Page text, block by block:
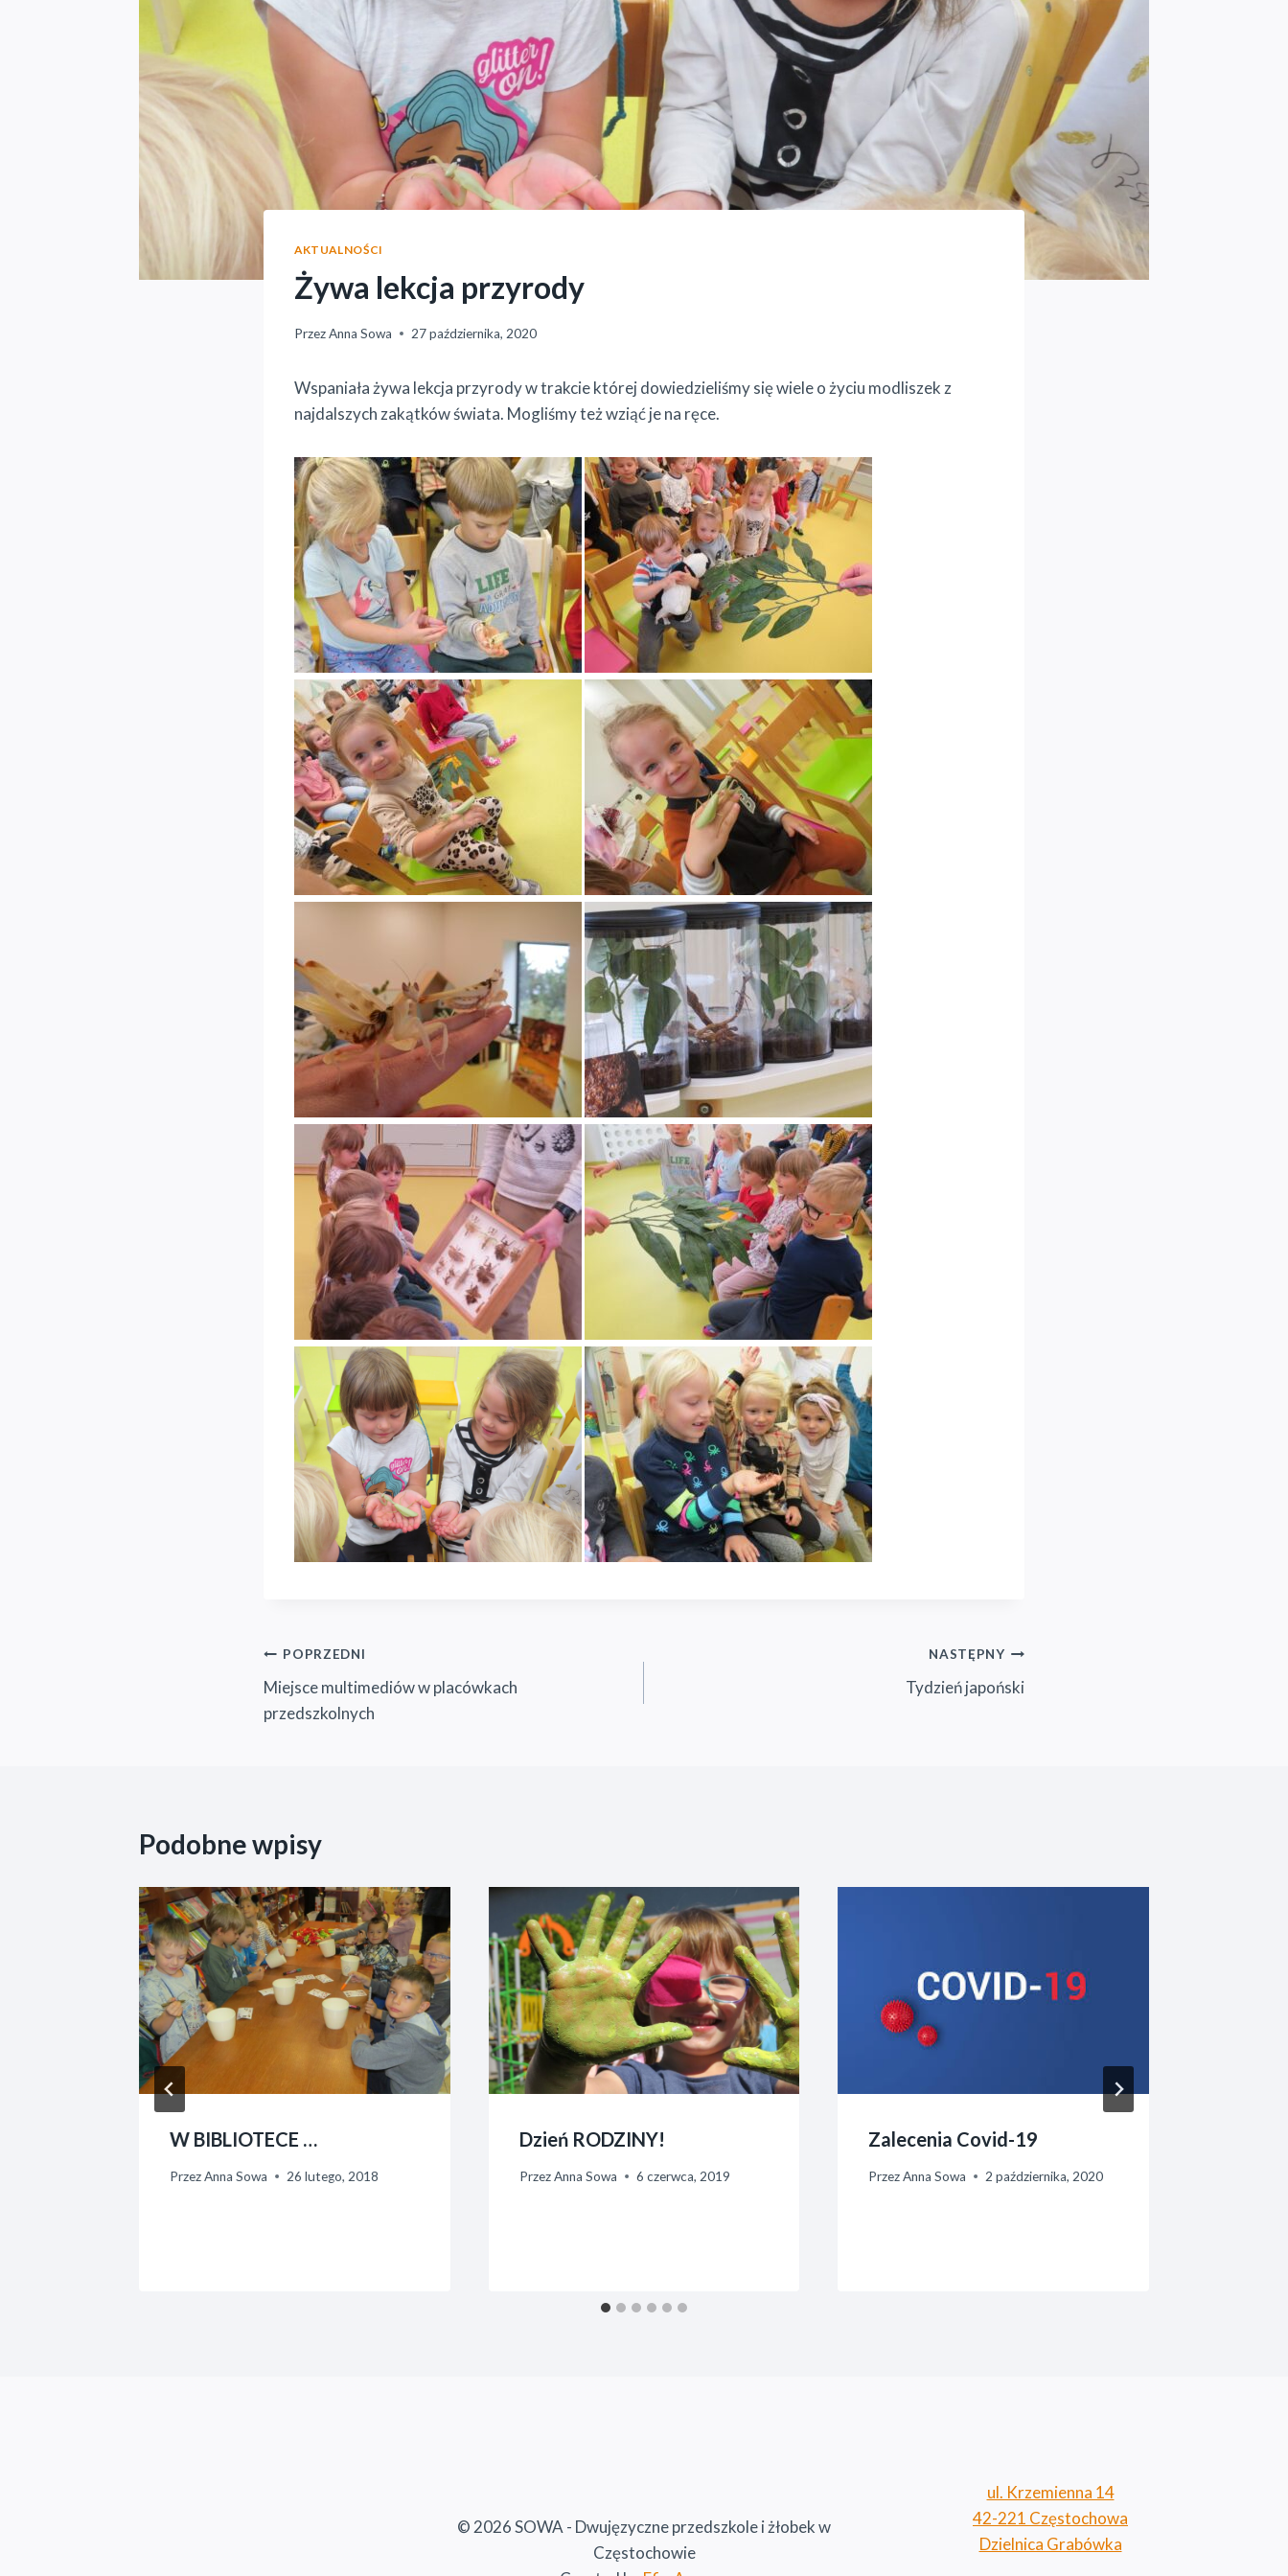
AKTUALNOŚCI
Żywa lekcja przyrody
PrzezAnna Sowa 27 października, 2020
Wspaniała żywa lekcja przyrody w trakcie której dowiedzieliśmy się wiele o życiu modliszek z
najdalszych zakątków świata. Mogliśmy też wziąć je na ręce.
Nawigacja
wpisu
POPRZEDNI
Miejsce multimediów w placówkach
przedszkolnych
NASTĘPNY
Tydzień japoński
Podobne wpisy
W BIBLIOTECE …
PrzezAnna Sowa 26 lutego, 2018
Dzień RODZINY!
Przez Anna Sowa 6 czerwca, 2019
Zalecenia Covid-19
Przez Anna Sowa 2 października, 2020
© 2026 SOWA - Dwujęzyczne przedszkole i żłobek w
Częstochowie
ul. Krzemienna 14
42-221 Częstochowa
Dzielnica Grabówka